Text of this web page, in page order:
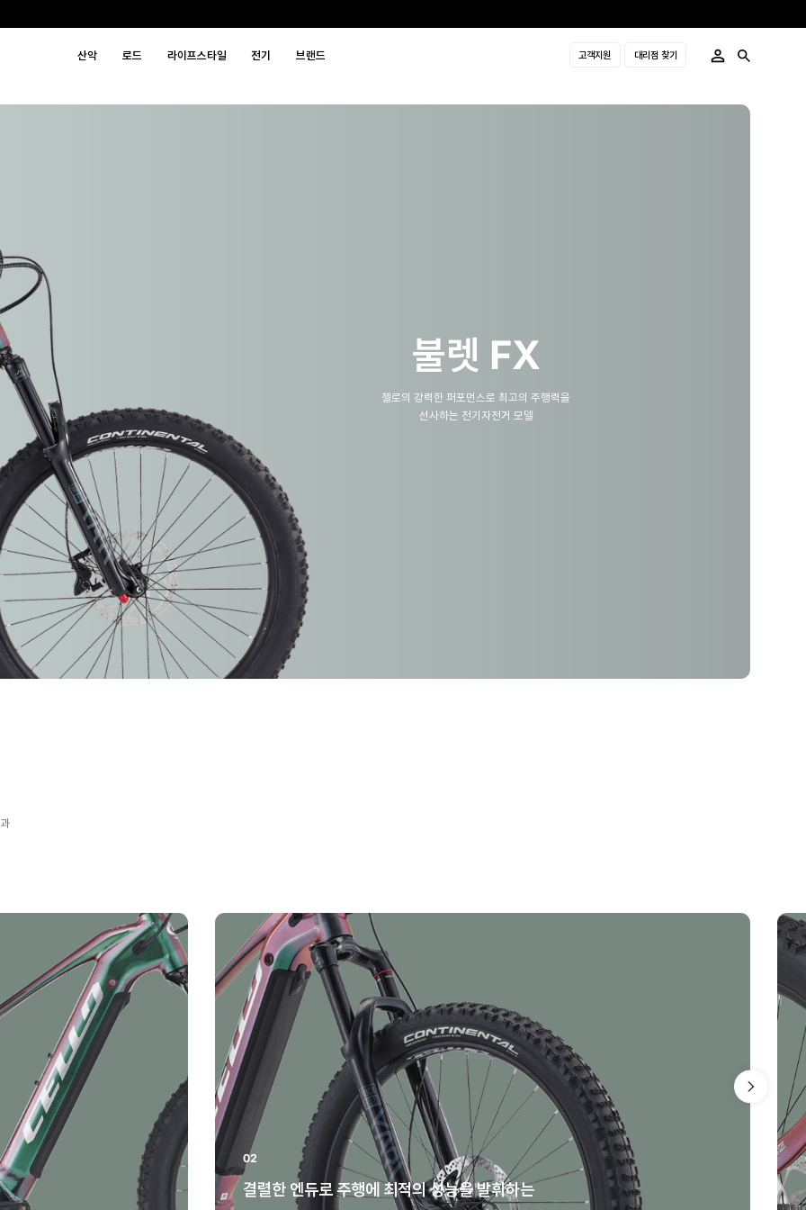
산악 로드 라이프스타일 전기 브랜드 고객지원 대리점 찾기
불렛 FX
첼로의 강력한 퍼포먼스로 최고의 주행력을
선사하는 전기자전거 모델
02
결렬한 엔듀로 주행에 최적의 성능을 발휘하는